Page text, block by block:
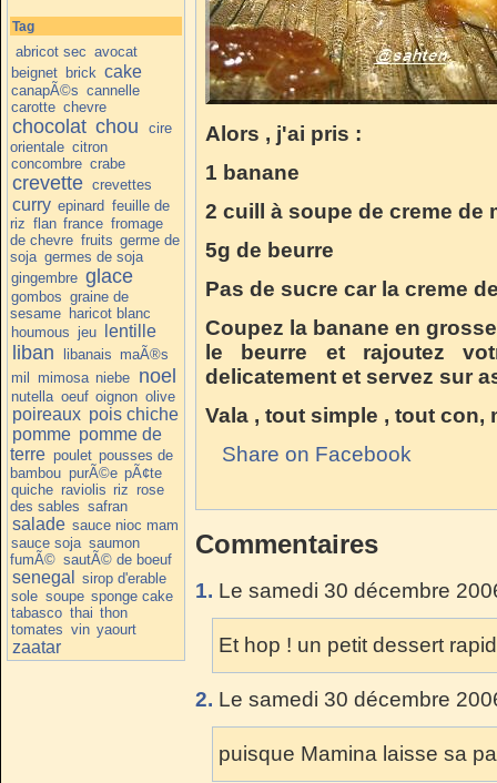
Tag
abricot sec avocat
beignet brick cake
canapÃ©s cannelle
carotte chevre
chocolat chou
cire
orientale citron
concombre crabe
crevette crevettes
curry epinard feuille de
riz flan france fromage
de chevre fruits germe de
soja germes de soja
gingembre glace
gombos graine de
sesame haricot blanc
houmous jeu lentille
liban libanais maÃ®s
mil mimosa niebe noel
nutella oeuf oignon olive
poireaux pois chiche
pomme pomme de
terre poulet pousses de
bambou purÃ©e pÃ¢te
quiche raviolis riz rose
des sables safran
salade sauce nioc mam
sauce soja saumon
fumÃ© sautÃ© de boeuf
senegal
sirop d'erable
sole soupe sponge cake
tabasco thai thon
tomates vin yaourt
zaatar
Alors , j'ai pris :
1 banane
2 cuill à soupe de creme de
5g de beurre
Pas de sucre car la creme
Coupez la banane en
le beurre et rajoutez
delicatement et servez sur
Vala , tout simple , tout con,
Share on Facebook
Commentaires
1. Le samedi 30 décembre
Et hop ! un petit dessert
2. Le samedi 30 décembre
puisque Mamina laisse sa